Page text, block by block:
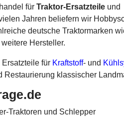
für Traktor-Ersatzteileund
Jahren beliefern wir
deutsche Traktormarken
Hersteller.
Ersatzteile für Kraftstoff- und
Restaurierung klassischer
Traktoren und Schlepper